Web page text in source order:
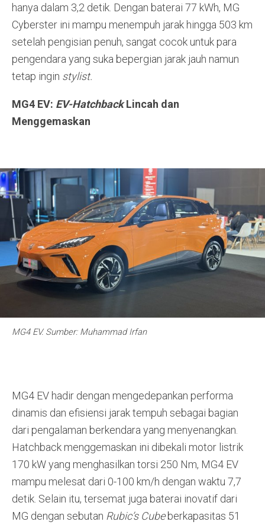
hanya dalam 3,2 detik. Dengan baterai 77 kWh, MG
Cyberster ini mampu menempuh jarak hingga 503 km
setelah pengisian penuh, sangat cocok untuk para
pengendara yang suka bepergian jarak jauh namun
tetap ingin stylist.
MG4 EV: EV-HatchbackLincah dan
Menggemaskan
MG4 EV. Sumber: Muhammad Irfan
MG4 EV hadir dengan mengedepankan performa
dinamis dan efisiensi jarak tempuh sebagai bagian
dari pengalaman berkendara yang menyenangkan.
Hatchback menggemaskan ini dibekali motor listrik
170 kW yang menghasilkan torsi 250 Nm, MG4 EV
mampu melesat dari 0-100 km/h dengan waktu 7,7
detik. Selain itu, tersemat juga baterai inovatif dari
MG dengan sebutan Rubic’s Cubeberkapasitas 51